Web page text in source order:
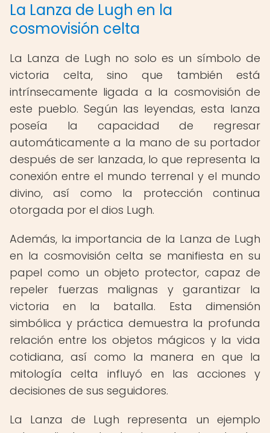
La Lanza de Lugh en la
cosmovisión celta
La Lanza de Lugh no solo es un símbolo de
victoria celta, sino que también está
intrínsecamente ligada a la cosmovisión de
este pueblo. Según las leyendas, esta lanza
poseía la capacidad de regresar
automáticamente a la mano de su portador
después de ser lanzada, lo que representa la
conexión entre el mundo terrenal y el mundo
divino, así como la protección continua
otorgada por el dios Lugh.
Además, la importancia de la Lanza de Lugh
en la cosmovisión celta se manifiesta en su
papel como un objeto protector, capaz de
repeler fuerzas malignas y garantizar la
victoria en la batalla. Esta dimensión
simbólica y práctica demuestra la profunda
relación entre los objetos mágicos y la vida
cotidiana, así como la manera en que la
mitología celta influyó en las acciones y
decisiones de sus seguidores.
La Lanza de Lugh representa un ejemplo